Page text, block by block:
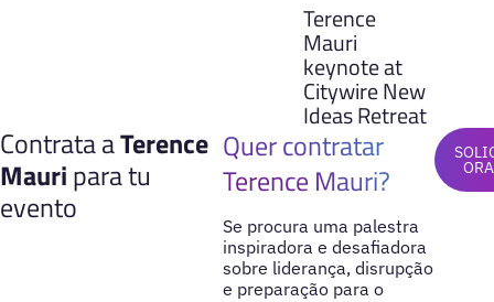
Terence
Mauri
keynote at
Citywire New
Ideas Retreat
Contrata aTerence
Mauripara tu
evento
Quer contratar
Terence Mauri?
Se procura uma palestra
inspiradora e desafiadora
sobre liderança, disrupção
e preparação para o